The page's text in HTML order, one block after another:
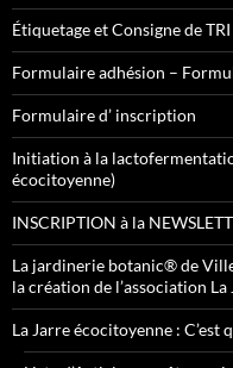
Étiquetage et Consigne de TRI
Formulaire adhésion –
Formulaire d’ inscription
Initiation à la
écocitoyenne)
INSCRIPTION à la
La jardinerie botanic® de
la création de l’association
La Jarre écocitoyenne : C’est